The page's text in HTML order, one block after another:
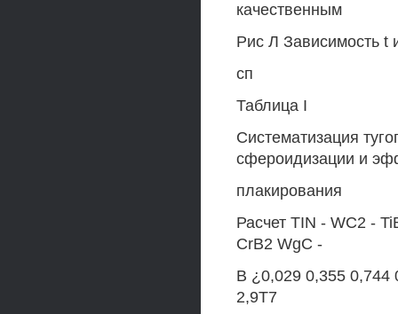
качественным
Рис Л Зависимость t
сп
Таблица I
Систематизация
сфероидизации и
плакирования
Расчет TIN - WC2 -
CrB2 WgC -
В ¿0,029 0,355 0,744
2,9T7